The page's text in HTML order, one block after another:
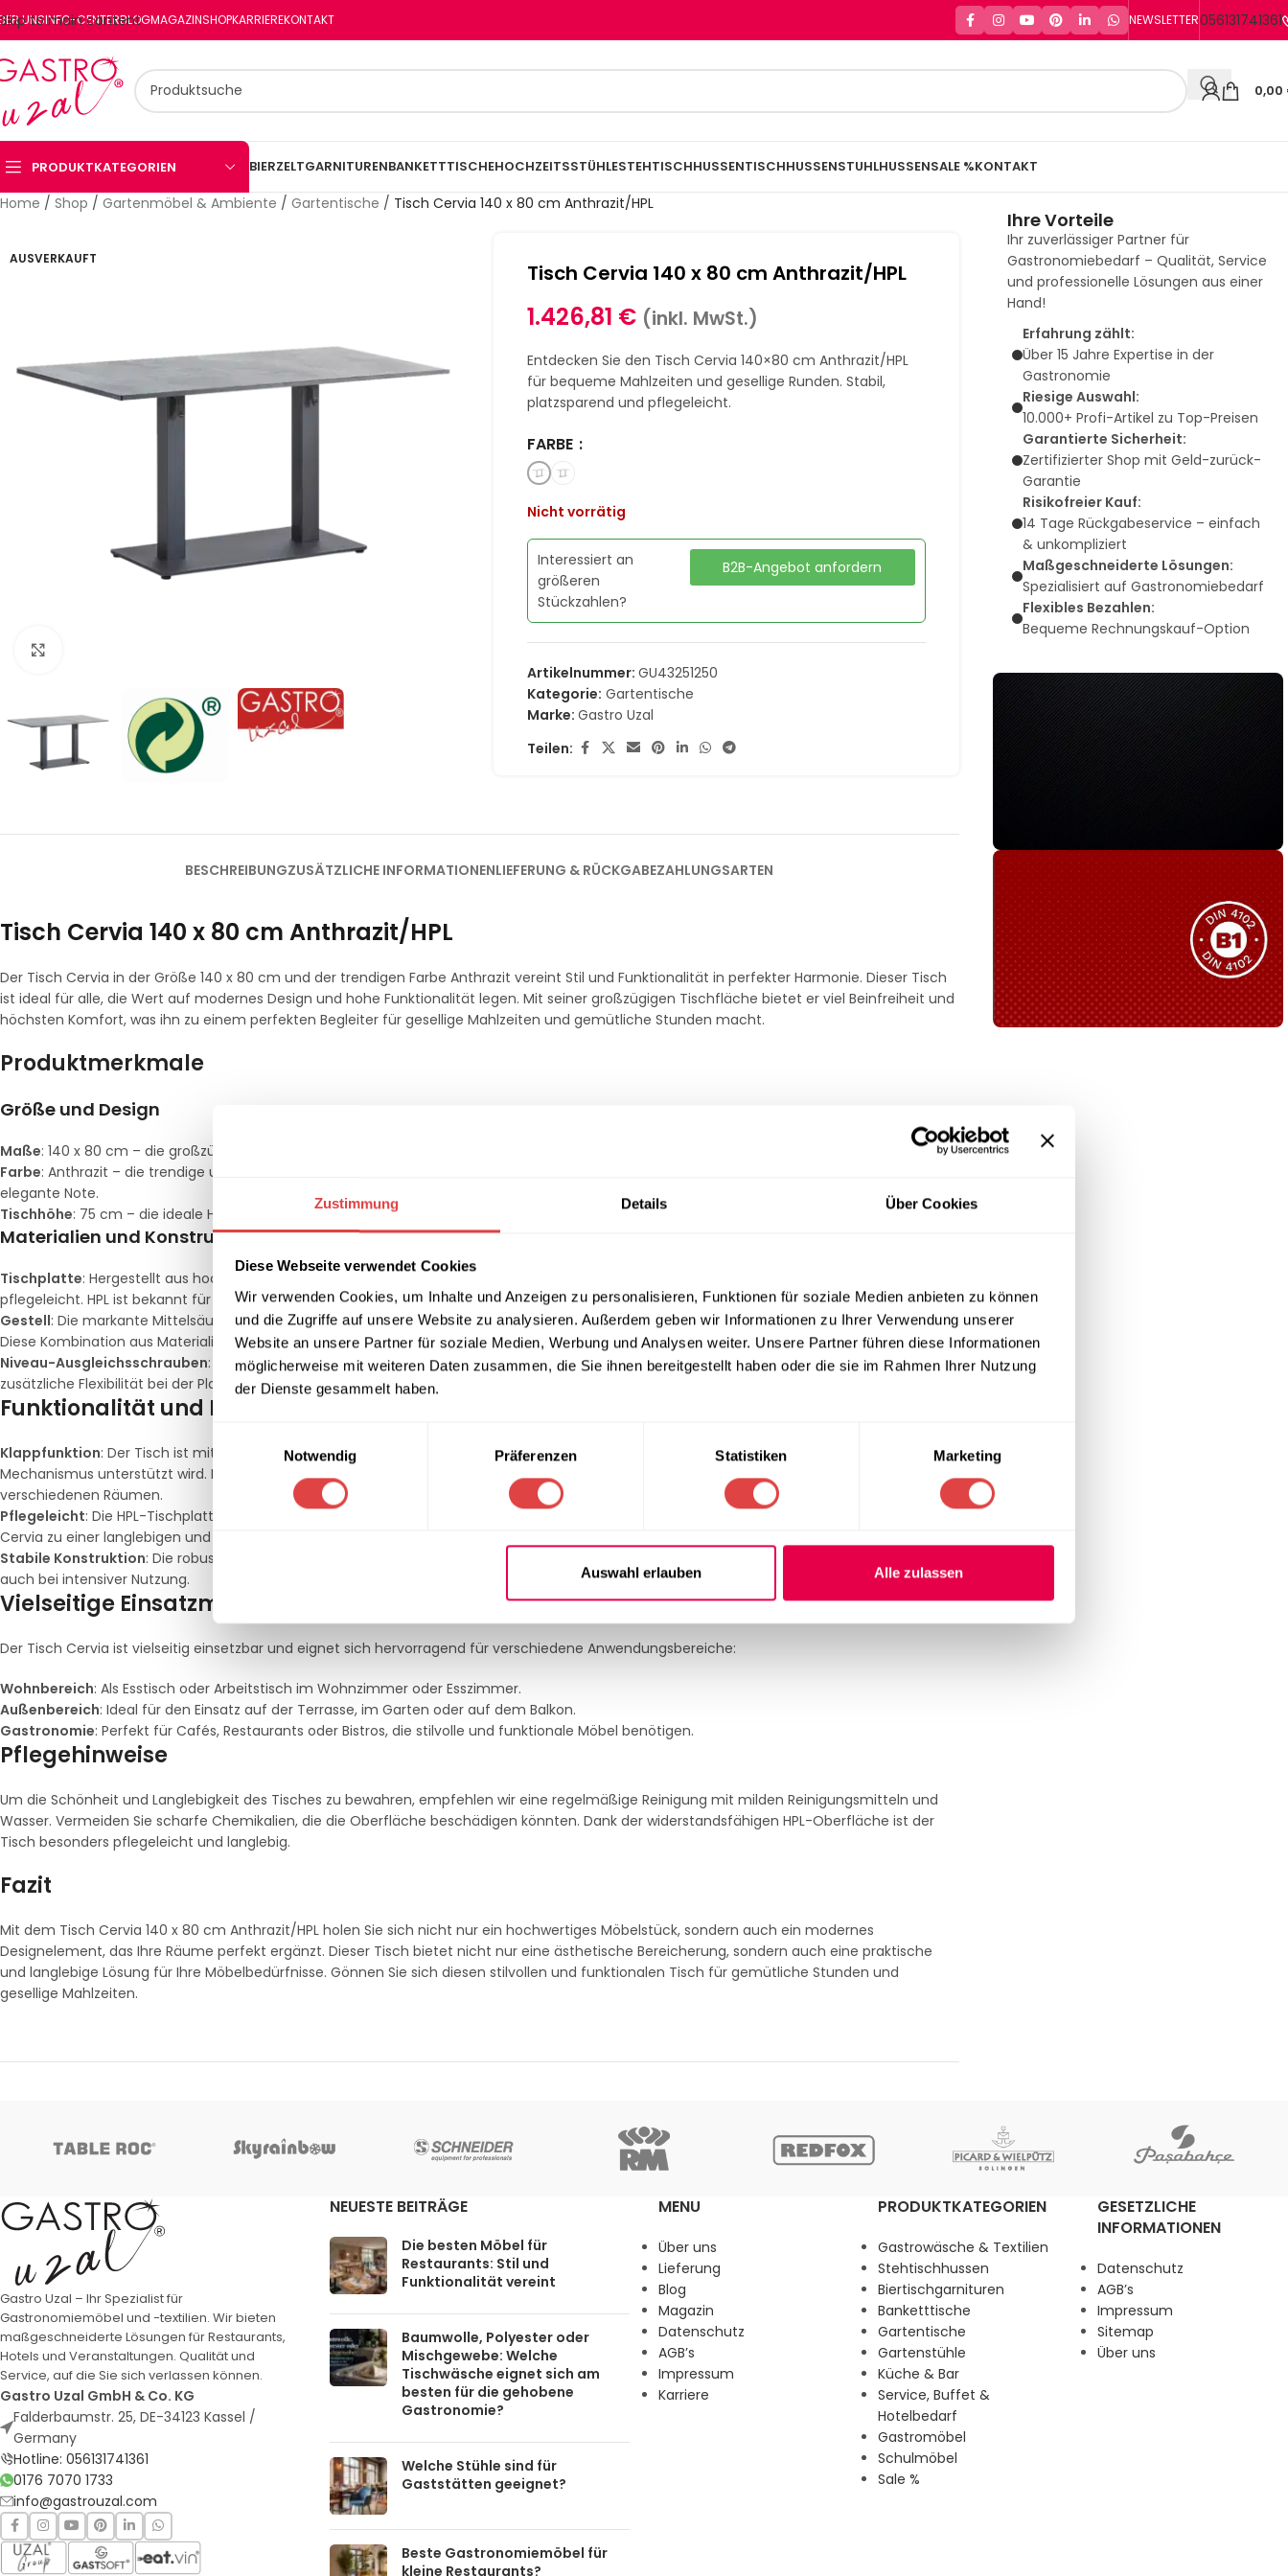
Zustimmung Details Über Cookies
Diese Webseite verwendet Cookies
Wir verwenden Cookies, um Inhalte und Anzeigen zu personalisieren, Funktionen für soziale Medien anbieten zu können
und die Zugriffe auf unsere Website zu analysieren. Außerdem geben wir Informationen zu Ihrer Verwendung unserer
Website an unsere Partner für soziale Medien, Werbung und Analysen weiter. Unsere Partner führen diese Informationen
möglicherweise mit weiteren Daten zusammen, die Sie ihnen bereitgestellt haben oder die sie im Rahmen Ihrer Nutzung
der Dienste gesammelt haben.
Notwendig
Präferenzen Statistiken Marketing
Auswahl erlauben Alle zulassen
Skip to main content
UNSINFO-CENTERBLOGMAGAZINSHOPKARRIEREKONTAKT NEWSLETTER056131741361
0,00
PRODUKTKATEGORIEN BIERZELTGARNITURENBANKETTTISCHEHOCHZEITSSTÜHLESTEHTISCHHUSSENTISCHHUSSENSTUHLHUSSENSALE %KONTAKT
Home / Shop / Gartenmöbel & Ambiente / Gartentische / Tisch Cervia 140 x 80 cm Anthrazit/HPL
AUSVERKAUFT
Tisch Cervia 140 x 80 cm Anthrazit/HPL
1.426,81 € (inkl. MwSt.)
Entdecken Sie den Tisch Cervia 140×80 cm Anthrazit/HPL
für bequeme Mahlzeiten und gesellige Runden. Stabil,
platzsparend und pflegeleicht.
FARBE
Nicht vorrätig
Interessiert an
größeren
Stückzahlen?
B2B-Angebot anfordern
Artikelnummer:GU43251250
Kategorie: Gartentische
Marke:Gastro Uzal
Teilen:
BESCHREIBUNGZUSÄTZLICHE INFORMATIONENLIEFERUNG & RÜCKGABEZAHLUNGSARTEN
Tisch Cervia 140 x 80 cm Anthrazit/HPL
Der Tisch Cervia in der Größe 140 x 80 cm und der trendigen Farbe Anthrazit vereint Stil und Funktionalität in perfekter Harmonie. Dieser Tisch
ist ideal für alle, die Wert auf modernes Design und hohe Funktionalität legen. Mit seiner großzügigen Tischfläche bietet er viel Beinfreiheit und
höchsten Komfort, was ihn zu einem perfekten Begleiter für gesellige Mahlzeiten und gemütliche Stunden macht.
Produktmerkmale
Größe und Design
Maße: 140 x 80 cm – die großzügige Fläche bietet ausreichend Platz für Mahlzeiten, Arbeiten oder gesellige Runden.
Farbe: Anthrazit – die trendige und zeitlose Farbe passt sich harmonisch in jede Umgebung ein und verleiht Ihrem Raum eine moderne und
elegante Note.
Tischhöhe: 75 cm – die ideale Höhe für komfortables Sitzen und Essen, passend für verschiedene Stuhlarten und Sitzhöhen.
Materialien und Konstruktion
Tischplatte: Hergestellt aus hochwertigem HPL-Material (High Pressure Laminate), ist die Tischplatte äußerst widerstandsfähig und
pflegeleicht. HPL ist bekannt für seine Robustheit und Langlebigkeit, was es ideal für den täglichen Gebrauch macht.
Gestell: Die markante Mittelsäule sorgt für Stabilität, während die robuste Metallguss-Bodenplatte eine sichere Standfestigkeit gewährleistet.
Diese Kombination aus Materialien bietet nicht nur eine solide Konstruktion, sondern auch eine ansprechende Optik.
Niveau-Ausgleichsschrauben: Dank der Niveau-Ausgleichsschrauben steht der Tisch auch auf unebenem Untergrund sicher und fest, was
zusätzliche Flexibilität bei der Platzierung ermöglicht.
Funktionalität und Flexibilität
Klappfunktion: Der Tisch ist mit einer praktischen Klappfunktion ausgestattet, die durch einen bedienungsfreundlichen und klemmsicheren
Mechanismus unterstützt wird. Dies ermöglicht eine platzsparende Lagerung und einen einfachen Transport, ideal für flexible Nutzung in
verschiedenen Räumen.
Pflegeleicht: Die HPL-Tischplatte ist besonders pflegeleicht und widerstandsfähig gegen Kratzer, Hitze und Feuchtigkeit. Dies macht den Tisch
Cervia zu einer langlebigen und praktischen Wahl für den Innen- und Außenbereich.
Stabile Konstruktion: Die robuste Metallguss-Bodenplatte und die markante Mittelsäule sorgen für eine hohe Stabilität und Standfestigkeit,
auch bei intensiver Nutzung.
Vielseitige Einsatzmöglichkeiten
Der Tisch Cervia ist vielseitig einsetzbar und eignet sich hervorragend für verschiedene Anwendungsbereiche:
Wohnbereich: Als Esstisch oder Arbeitstisch im Wohnzimmer oder Esszimmer.
Außenbereich: Ideal für den Einsatz auf der Terrasse, im Garten oder auf dem Balkon.
Gastronomie: Perfekt für Cafés, Restaurants oder Bistros, die stilvolle und funktionale Möbel benötigen.
Pflegehinweise
Um die Schönheit und Langlebigkeit des Tisches zu bewahren, empfehlen wir eine regelmäßige Reinigung mit milden Reinigungsmitteln und
Wasser. Vermeiden Sie scharfe Chemikalien, die die Oberfläche beschädigen könnten. Dank der widerstandsfähigen HPL-Oberfläche ist der
Tisch besonders pflegeleicht und langlebig.
Fazit
Mit dem Tisch Cervia 140 x 80 cm Anthrazit/HPL holen Sie sich nicht nur ein hochwertiges Möbelstück, sondern auch ein modernes
Designelement, das Ihre Räume perfekt ergänzt. Dieser Tisch bietet nicht nur eine ästhetische Bereicherung, sondern auch eine praktische
und langlebige Lösung für Ihre Möbelbedürfnisse. Gönnen Sie sich diesen stilvollen und funktionalen Tisch für gemütliche Stunden und
gesellige Mahlzeiten.
Ihre Vorteile
Ihr zuverlässiger Partner für
Gastronomiebedarf – Qualität, Service
und professionelle Lösungen aus einer
Hand!
Erfahrung zählt:
Über 15 Jahre Expertise in der
Gastronomie
Riesige Auswahl:
10.000+ Profi-Artikel zu Top-Preisen
Garantierte Sicherheit:
Zertifizierter Shop mit Geld-zurück-
Garantie
Risikofreier Kauf:
14 Tage Rückgabeservice – einfach
& unkompliziert
Maßgeschneiderte Lösungen:
Spezialisiert auf Gastronomiebedarf
Flexibles Bezahlen:
Bequeme Rechnungskauf-Option
Sie haben nicht das passende
Produkt gefunden?
Wir helfen Ihnen gerne weiter!
Kollektion ansehen
Gastro Uzal – Ihr Spezialist für
Gastronomiemöbel und -textilien. Wir bieten
maßgeschneiderte Lösungen für Restaurants,
Hotels und Veranstaltungen. Qualität und
Service, auf die Sie sich verlassen können.
Gastro Uzal GmbH & Co. KG
Falderbaumstr. 25, DE-34123 Kassel /
Germany
Hotline: 056131741361
0176 7070 1733
info@gastrouzal.com
NEUESTE BEITRÄGE
Die besten Möbel für
Restaurants: Stil und
Funktionalität vereint
Baumwolle, Polyester oder
Mischgewebe: Welche
Tischwäsche eignet sich am
besten für die gehobene
Gastronomie?
Welche Stühle sind für
Gaststätten geeignet?
Beste Gastronomiemöbel für
kleine Restaurants?
MENU
Über uns
Lieferung
Blog
Magazin
Datenschutz
AGB’s
Impressum
Karriere
PRODUKTKATEGORIEN
Gastrowäsche & Textilien
Stehtischhussen
Biertischgarnituren
Banketttische
Gartentische
Gartenstühle
Küche & Bar
Service, Buffet &
Hotelbedarf
Gastromöbel
Schulmöbel
Sale %
GESETZLICHE
INFORMATIONEN
Datenschutz
AGB’s
Impressum
Sitemap
Über uns